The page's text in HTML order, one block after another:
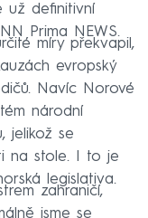
už definitivní
Prima NEWS.
míry překvapil,
evropský
Navíc Norové
národní
jelikož se
na stole. I to je
legislativa.
zahraničí,
jsme se